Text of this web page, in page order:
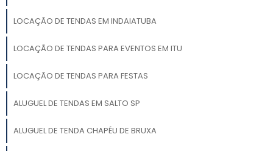
LOCAÇÃO DE TENDAS EM INDAIATUBA
LOCAÇÃO DE TENDAS PARA EVENTOS EM ITU
LOCAÇÃO DE TENDAS PARA FESTAS
ALUGUEL DE TENDAS EM SALTO SP
ALUGUEL DE TENDA CHAPÉU DE BRUXA